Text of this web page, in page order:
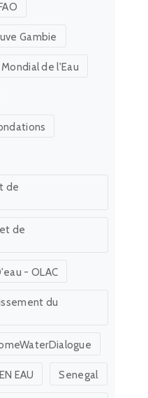
Gambie
Mondial de l'Eau
de
de
- OLAC
du
EAU Senegal